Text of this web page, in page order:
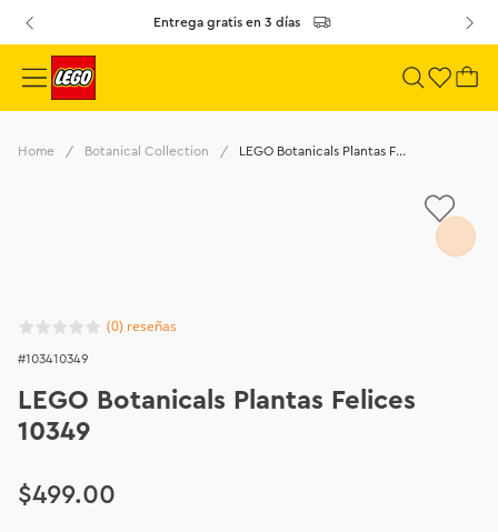
Entrega gratis en 3 días
Botanical Collection LEGO Botanicals Plantas Felices 10349
(0)
103410349
LEGO Botanicals Plantas Felices
10349
$499.00